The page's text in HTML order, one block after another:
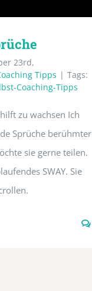
23rd,
Tipps | Tags:
Coaching-Tipps
zu wachsen Ich
Sprüche berühmter
sie gerne teilen.
SWAY. Sie